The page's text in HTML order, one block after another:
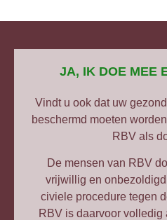
JA, IK DOE MEE
Vindt u ook dat uw
beschermd moeten
RBV als
De mensen van RBV
vrijwillig en
civiele procedure tegen
RBV is daarvoor volledig